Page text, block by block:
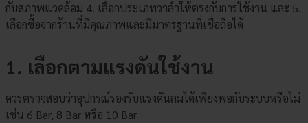
กับสภาพแวดล้อม 4. เลือกประเภทวาล์วให้ตรงกับการใช้งาน และ 5.
เลือกซื้อจากร้านที่มีคุณภาพและมีมาตรฐานที่เชื่อถือได้
1. เลือกตามแรงดันใช้งาน
ควรตรวจสอบว่าอุปกรณ์รองรับแรงดันลมได้เพียงพอกับระบบหรือไม่
เช่น 6 Bar, 8 Bar หรือ 10 Bar